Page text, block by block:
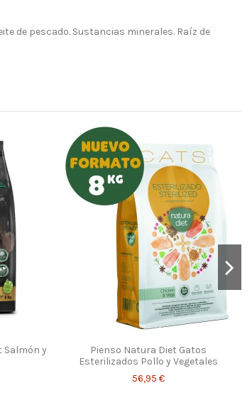
de pescado. Sustancias minerales. Raíz de
Salmón y
Pienso Natura Diet Gatos
Esterilizados Pollo y Vegetales
56,95 €